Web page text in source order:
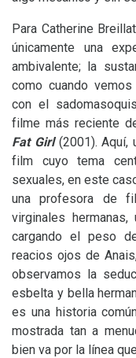
Para Catherine
únicamente una
ambivalente; la
como cuando
con el
filme más reciente
Fat Girl (2001). Aquí,
film cuyo tema
sexuales, en este
una profesora de
virginales
cargando el peso
reacios ojos de
observamos la
esbelta y bella
es una historia
mostrada tan a
bien va por la línea